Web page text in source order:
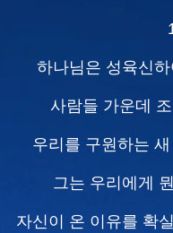
하나님은 성육신
사람들 가운데
우리를 구원하는
그는 우리에게
자신이 온 이유를 확